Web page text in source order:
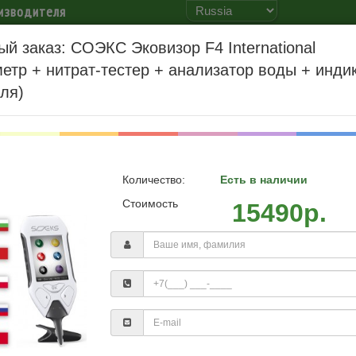
ИНФОРМАЦИЯ НАГРАДЫ ОПТОВИКАМ КОНТАКТЫ
(дозиметр + нитрат-тестер + анализатор воды + индикатор
СОЭКС Эковизор
+ нитрат-тестер
Лучший
Гарантия лучшей цены!
заказ: СОЭКС Эковизор F4 International
+ нитрат-тестер + анализатор воды +
Количество:
Есть в наличии
Стоимость
15490р.